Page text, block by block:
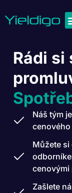
Rádi si
Náš tým
Můžete
cenovými
Zašlete